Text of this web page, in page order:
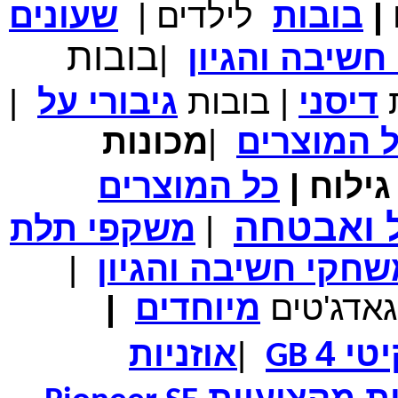
₪700.00 מחיר שוק
₪339.00 המחיר שלך
משלוח חינם
₪150.00 מחיר שוק
₪104.00 המחיר כולל משלוח :
נרתיק עור יוקרתי עבור אייפוד וידאו 60GB\80GB \שחור
| בובות לילדים |
שעונים
והגיון
|בובות
דיסני | בובות גיבורי על
|
המוצרים |מכונות
| כל המוצרים
ואבטחה | משקפי תלת
חשיבה והגיון
|
גאדג'טים מיוחדים |
4
GB
|אוזניות